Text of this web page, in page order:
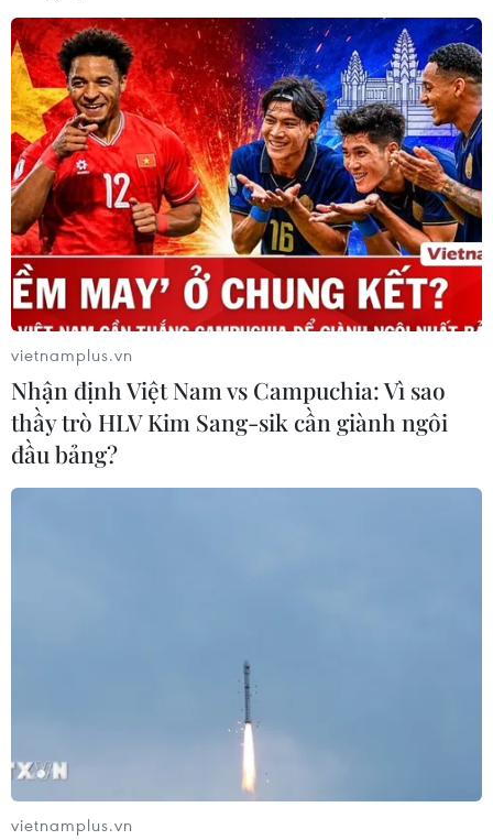
vietnamplus.vn
Nhận định Việt Nam vs Campuchia: Vì sao
thầy trò HLV Kim Sang-sik cần giành ngôi
đầu bảng?
vietnamplus.vn